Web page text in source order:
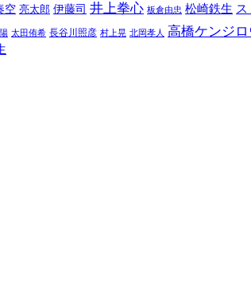
空 亮太郎 伊藤司 井上拳心 板倉由忠 松崎鉄生 ス
太田侑希 長谷川照彦 村上晃 北岡孝人 高橋ケンジロ